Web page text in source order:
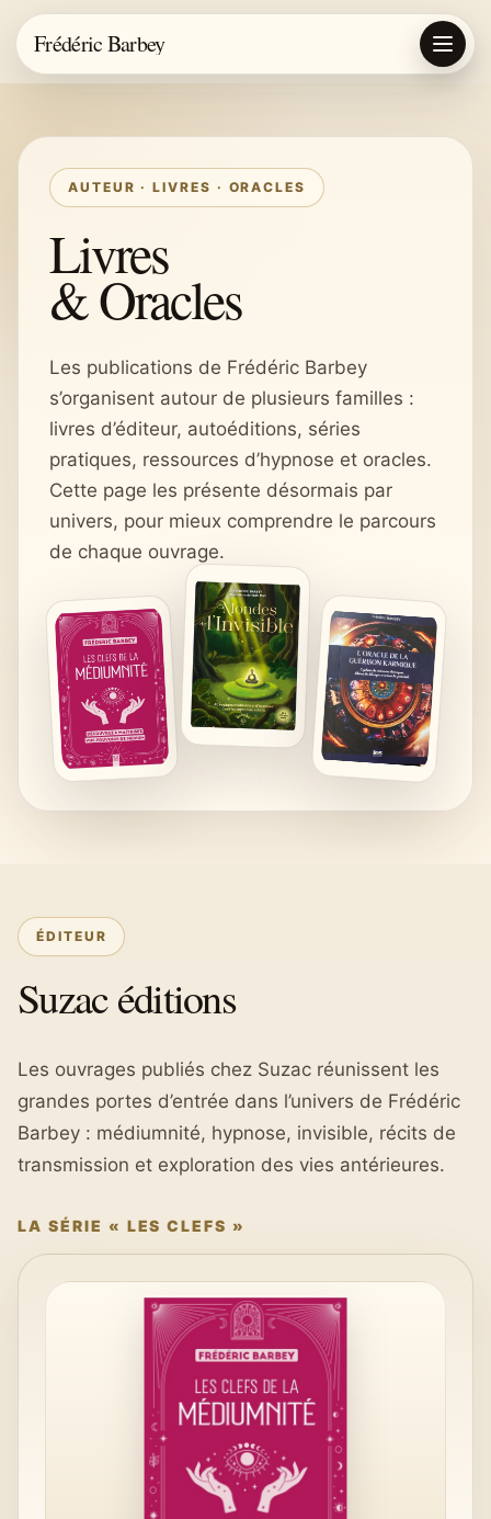
Frédéric Barbey
AUTEUR · LIVRES · ORACLES
Livres
& Oracles
Les publications de Frédéric Barbey
s’organisent autour de plusieurs familles :
livres d’éditeur, autoéditions, séries
pratiques, ressources d’hypnose et oracles.
Cette page les présente désormais par
univers, pour mieux comprendre le parcours
de chaque ouvrage.
ÉDITEUR
Suzac éditions
Les ouvrages publiés chez Suzac réunissent les
grandes portes d’entrée dans l’univers de Frédéric
Barbey : médiumnité, hypnose, invisible, récits de
transmission et exploration des vies antérieures.
LA SÉRIE « LES CLEFS »